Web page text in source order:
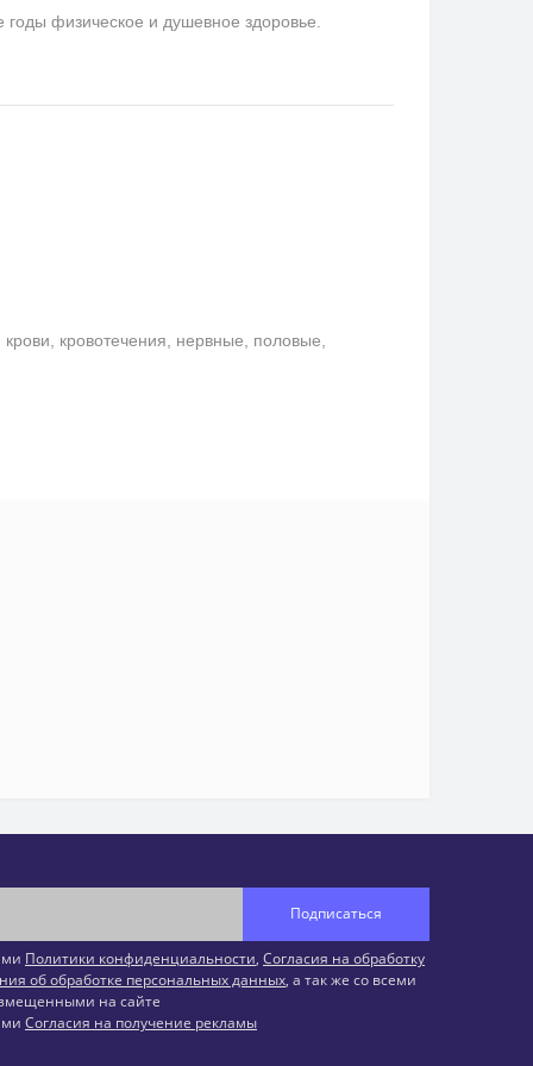
физическое и душевное здоровье.
кровотечения, нервные, половые,
Подписаться
Политики конфиденциальности, Согласия на обработку
об обработке персональных данных, а так же со всеми
на сайте
Согласия на получение рекламы